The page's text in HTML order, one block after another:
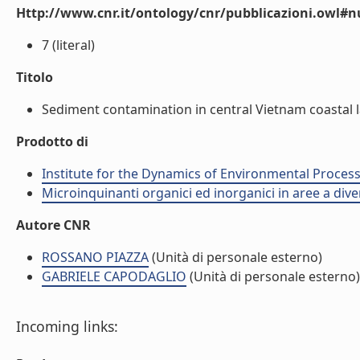
Http://www.cnr.it/ontology/cnr/
7 (literal)
Titolo
Sediment contamination in central Vietnam coastal
Prodotto di
Institute for the Dynamics of Environmental
Microinquinanti organici ed inorganici in aree a
Autore CNR
ROSSANO PIAZZA(Unità di personale esterno)
GABRIELE CAPODAGLIO (Unità di personale esterno)
Incoming links: